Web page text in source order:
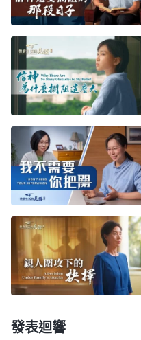
後一段時間，丈夫不跟
一兩個月不和我説話。
家裏，但完全是形同陌
信神還控制我的日常花
苦，「你信神就够了，
對丈夫的冷漠、羞辱
的，感到特别的痛苦、
一個美滿幸福的家庭
影。那段時間，我有些
中，我就把自己的情形
後來，我看到了神
概』給人的内心深處遺
束縛得没有一點自由，
素給人的思想風貌，個
發表迴響